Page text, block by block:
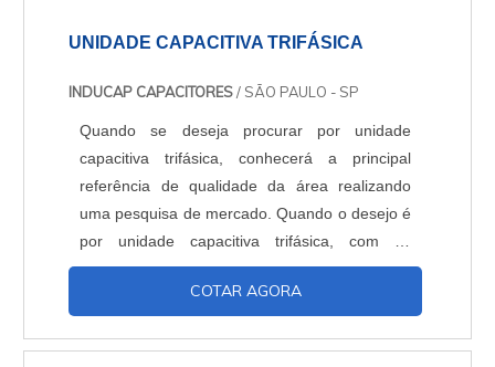
UNIDADE CAPACITIVA TRIFÁSICA
INDUCAP CAPACITORES/ SÃO PAULO - SP
Quando se deseja procurar por unidade
capacitiva trifásica, conhecerá a principal
referência de qualidade da área realizando
uma pesquisa de mercado. Quando o desejo é
por unidade capacitiva trifásica, com os
profissionais da Inducap Capacitores o cliente
encontrará proteção com assessoria técnica
UNIDADE CAPACITIVA TRIFÁSICA A Inducap
COTAR AGORA